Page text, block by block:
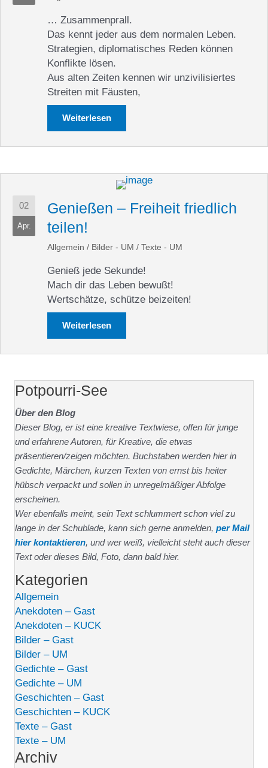
… Zusammenprall.
Das kennt jeder aus dem normalen Leben.
Strategien, diplomatisches Reden können
Konflikte lösen.
Aus alten Zeiten kennen wir unzivilisiertes
Streiten mit Fäusten,
Weiterlesen
02
Apr.
Genießen – Freiheit friedlich
teilen!
Allgemein / Bilder - UM / Texte - UM
Genieß jede Sekunde!
Mach dir das Leben bewußt!
Wertschätze, schütze beizeiten!
Weiterlesen
Potpourri-See
Über den Blog
Dieser Blog, er ist eine kreative Textwiese, offen für junge
und erfahrene Autoren, für Kreative, die etwas
präsentieren/zeigen möchten. Buchstaben werden hier in
Gedichte, Märchen, kurzen Texten von ernst bis heiter
hübsch verpackt und sollen in unregelmäßiger Abfolge
erscheinen.
Wer ebenfalls meint, sein Text schlummert schon viel zu
lange in der Schublade, kann sich gerne anmelden, per Mail
hier kontaktieren, und wer weiß, vielleicht steht auch dieser
Text oder dieses Bild, Foto, dann bald hier.
Kategorien
Allgemein
Anekdoten – Gast
Anekdoten – KUCK
Bilder – Gast
Bilder – UM
Gedichte – Gast
Gedichte – UM
Geschichten – Gast
Geschichten – KUCK
Texte – Gast
Texte – UM
Archiv